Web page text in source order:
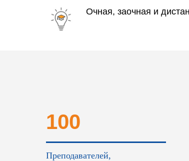
Очная, заочная и
100
Преподавателей,